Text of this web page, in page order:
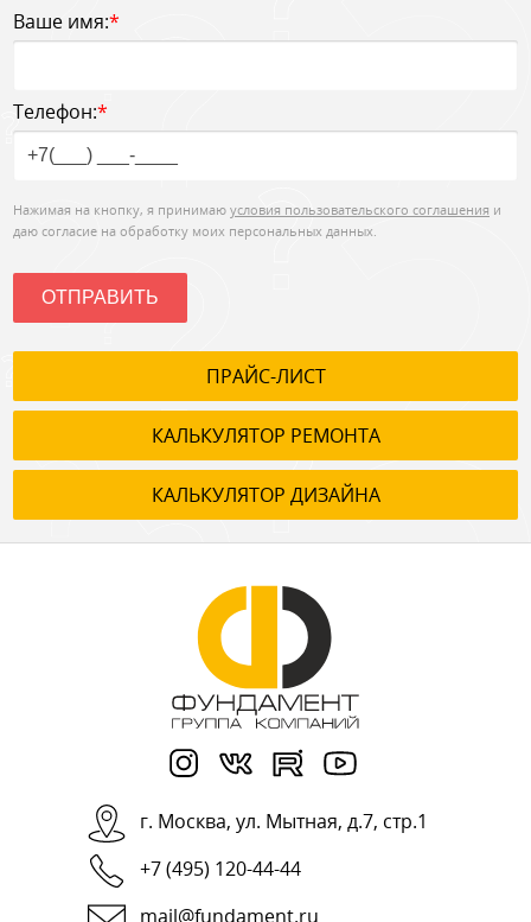
Ваше имя:*
Телефон:*
Нажимая на кнопку, я принимаю условия пользовательского соглашения и
даю согласие на обработку моих персональных данных.
ОТПРАВИТЬ
ПРАЙС-ЛИСТ
КАЛЬКУЛЯТОР РЕМОНТА
КАЛЬКУЛЯТОР ДИЗАЙНА
г. Москва, ул. Мытная, д.7, стр.1
+7 (495) 120-44-44
mail@fundament.ru